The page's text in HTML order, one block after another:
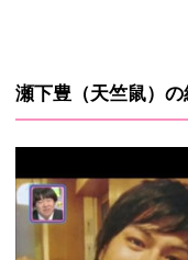
瀬下豊（天竺鼠）